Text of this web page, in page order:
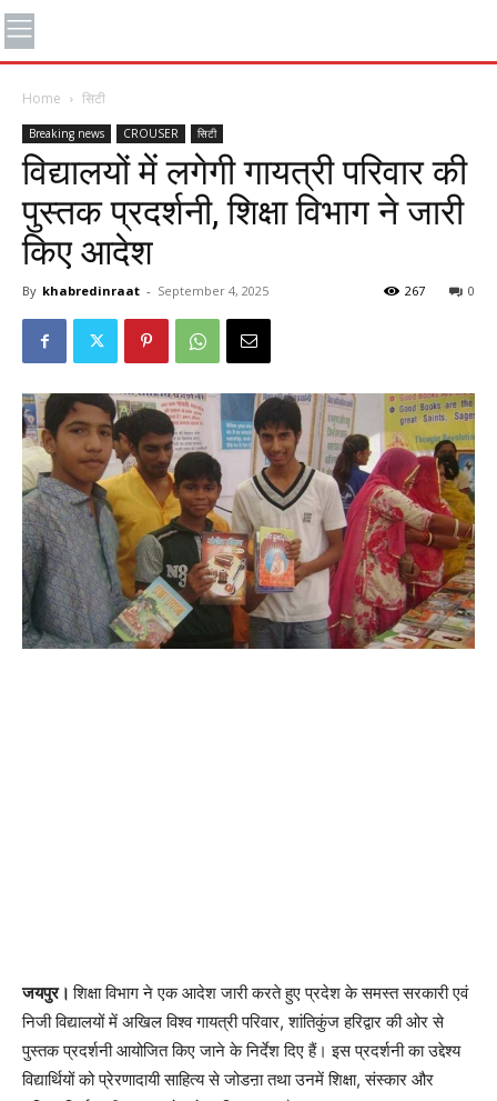
Home सिटी
Breaking news CROUSER सिटी
विद्यालयों में लगेगी गायत्री परिवार की
पुस्तक प्रदर्शनी, शिक्षा विभाग ने जारी
किए आदेश
By khabredinraat - September 4, 2025 0
267
जयपुर।शिक्षा विभाग ने एक आदेश जारी करते हुए प्रदेश के समस्त सरकारी एवं
निजी विद्यालयों में अखिल विश्व गायत्री परिवार, शांतिकुंज हरिद्वार की ओर से
पुस्तक प्रदर्शनी आयोजित किए जाने के निर्देश दिए हैं। इस प्रदर्शनी का उद्देश्य
विद्यार्थियों को प्रेरणादायी साहित्य से जोडऩा तथा उनमें शिक्षा, संस्कार और